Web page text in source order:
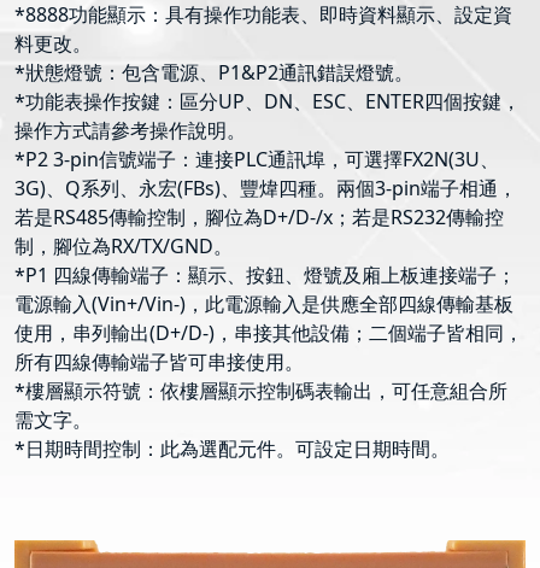
*8888功能顯示：具有操作功能表、即時資料顯示、設定資
料更改。
*狀態燈號：包含電源、P1&P2通訊錯誤燈號。
*功能表操作按鍵：區分UP、DN、ESC、ENTER四個按鍵，
操作方式請參考操作說明。
*P2 3-pin信號端子：連接PLC通訊埠，可選擇FX2N(3U、
3G)、Q系列、永宏(FBs)、豐煒四種。兩個3-pin端子相通，
若是RS485傳輸控制，腳位為D+/D-/x；若是RS232傳輸控
制，腳位為RX/TX/GND。
*P1 四線傳輸端子：顯示、按鈕、燈號及廂上板連接端子；
電源輸入(Vin+/Vin-)，此電源輸入是供應全部四線傳輸基板
使用，串列輸出(D+/D-)，串接其他設備；二個端子皆相同，
所有四線傳輸端子皆可串接使用。
*樓層顯示符號：依樓層顯示控制碼表輸出，可任意組合所
需文字。
*日期時間控制：此為選配元件。可設定日期時間。